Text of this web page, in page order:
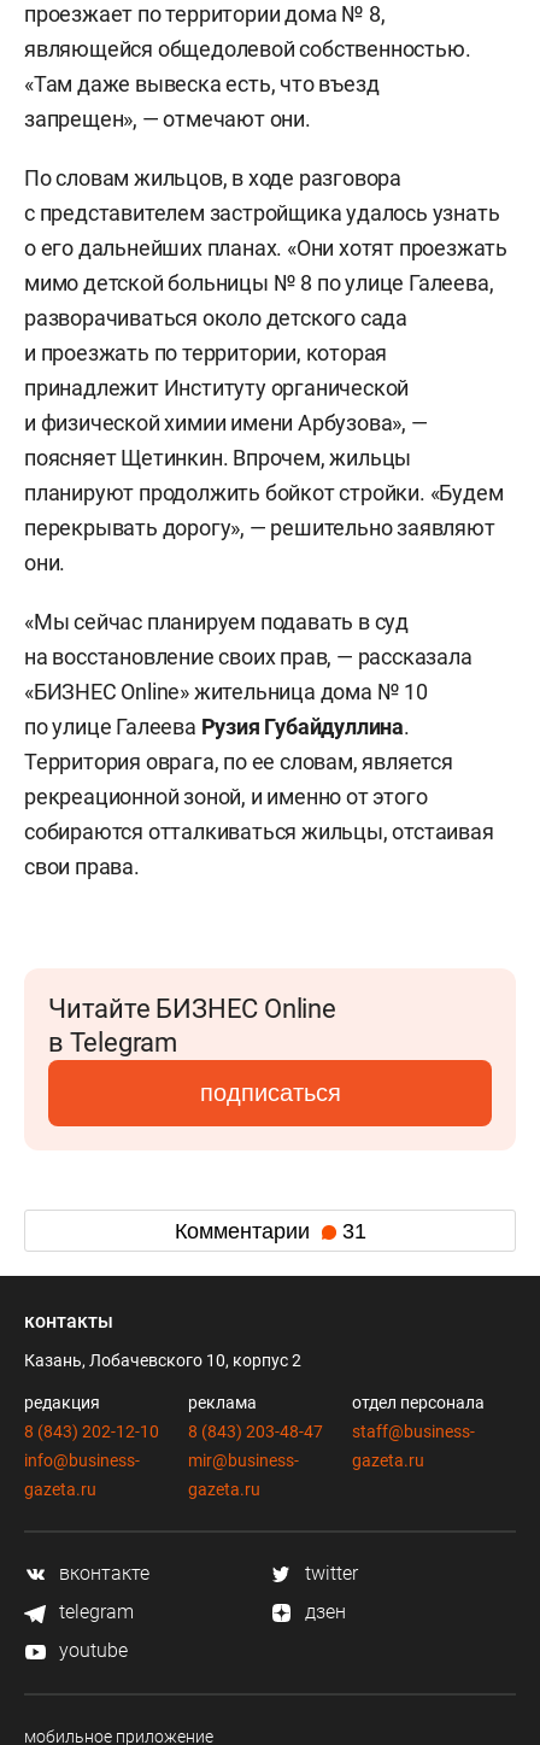
проезжает по территории дома № 8,
являющейся общедолевой собственностью.
«Там даже вывеска есть, что въезд
запрещен», — отмечают они.
По словам жильцов, в ходе разговора
с представителем застройщика удалось узнать
о его дальнейших планах. «Они хотят проезжать
мимо детской больницы № 8 по улице Галеева,
разворачиваться около детского сада
и проезжать по территории, которая
принадлежит Институту органической
и физической химии имени Арбузова», —
поясняет Щетинкин. Впрочем, жильцы
планируют продолжить бойкот стройки. «Будем
перекрывать дорогу», — решительно заявляют
они.
«Мы сейчас планируем подавать в суд
на восстановление своих прав, — рассказала
«БИЗНЕС Online» жительница дома № 10
по улице Галеева Рузия Губайдуллина.
Территория оврага, по ее словам, является
рекреационной зоной, и именно от этого
собираются отталкиваться жильцы, отстаивая
свои права.
Читайте БИЗНЕС Online
в Telegram
подписаться
Комментарии 31
контакты
Казань, Лобачевского 10, корпус 2
редакция
8 (843) 202-12-10
info@business-
gazeta.ru
реклама
8 (843) 203-48-47
mir@business-
gazeta.ru
отдел персонала
staff@business-
gazeta.ru
вконтакте
twitter
telegram
дзен
youtube
мобильное приложение